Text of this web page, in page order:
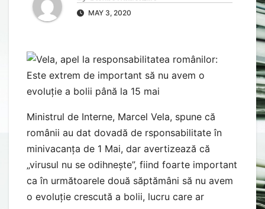
MAY 3, 2020
Ministrul de Interne, Marcel Vela, spune că
românii au dat dovadă de rsponsabilitate în
minivacanța de 1 Mai, dar avertizează că
„virusul nu se odihnește”, fiind foarte important
ca în următoarele două săptămâni să nu avem
o evoluție crescută a bolii, lucru care ar